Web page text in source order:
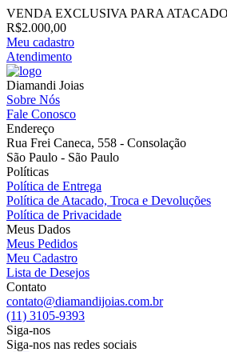
VENDA EXCLUSIVA PARA
R$2.000,00
Meu cadastro
Atendimento
Diamandi Joias
Sobre Nós
Fale Conosco
Endereço
Rua Frei Caneca, 558 - Consolação
São Paulo - São Paulo
Políticas
Política de Entrega
Política de Atacado, Troca e Devoluções
Política de Privacidade
Meus Dados
Meus Pedidos
Meu Cadastro
Lista de Desejos
Contato
contato@diamandijoias.com.br
(11) 3105-9393
Siga-nos
Siga-nos nas redes sociais